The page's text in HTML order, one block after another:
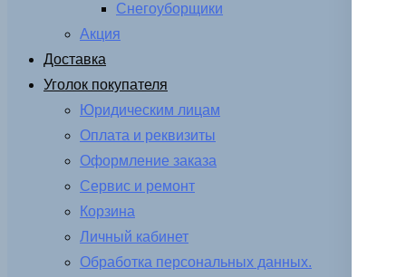
Снегоуборщики
Акция
Доставка
Уголок покупателя
Юридическим лицам
Оплата и реквизиты
Оформление заказа
Сервис и ремонт
Корзина
Личный кабинет
Обработка персональных данных.